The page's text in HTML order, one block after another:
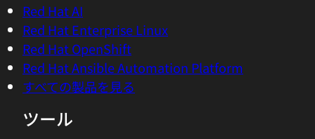
Red Hat AI
Red Hat Enterprise Linux
Red Hat OpenShift
Red Hat Ansible Automation Platform
すべての製品を見る
ツール